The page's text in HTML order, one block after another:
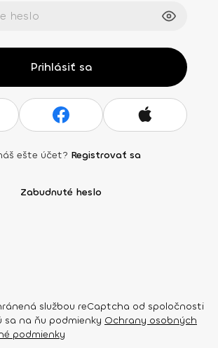
Prihlásiť sa
ešte účet? Registrovať sa
Zabudnuté heslo
službou reCaptcha od spoločnosti
sa na ňu podmienky Ochrany osobných
podmienky